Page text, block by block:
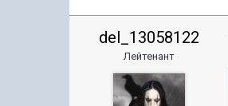
del_13058122
Лейтенант